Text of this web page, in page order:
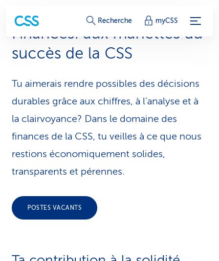
L
i
e
n
s
d
e
s
e
r
v
c
Recherche myCSS
Finances: aux manettes du
succès de la CSS
Tu aimerais rendre possibles des décisions
durables grâce aux chiffres, à l’analyse et à
la clairvoyance? Dans le domaine des
finances de la CSS, tu veilles à ce que nous
restions économiquement solides,
transparents et pérennes.
POSTES VACANTS